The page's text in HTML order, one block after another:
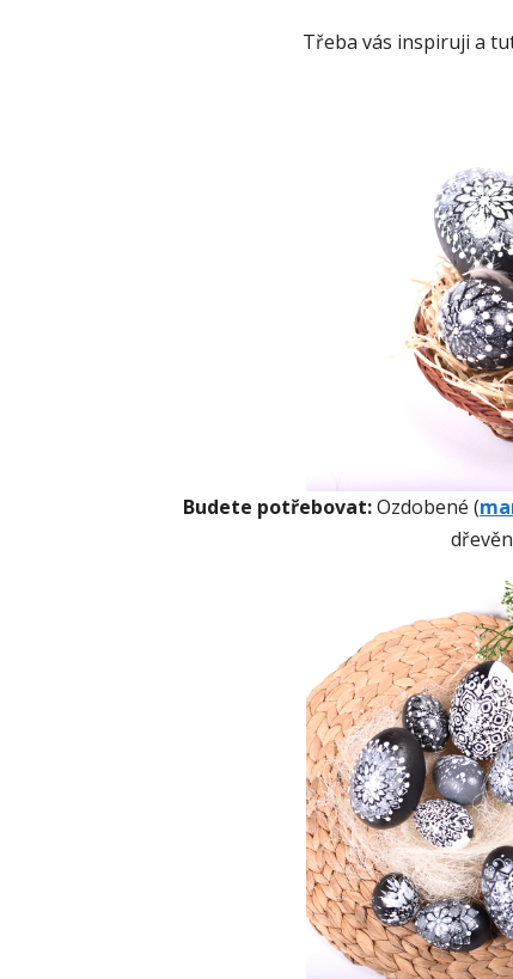
Třeba vás inspiruji a
Budete potřebovat:Ozdobené (